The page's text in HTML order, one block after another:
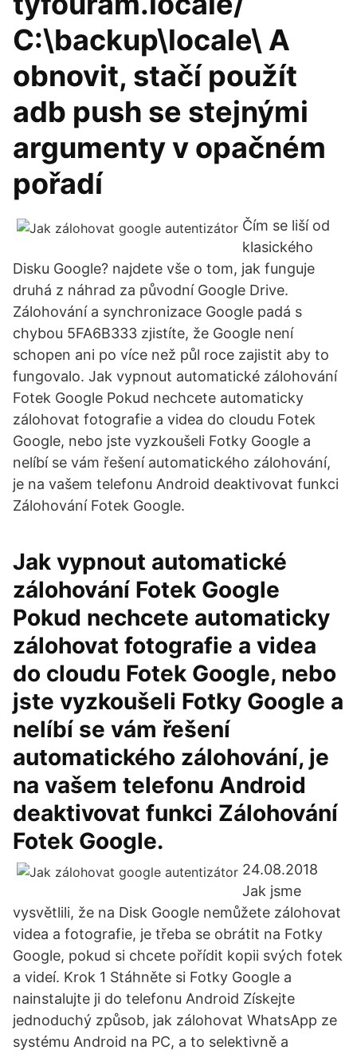
C:\backup\locale\ A
obnovit, stačí použít
adb push se stejnými
argumenty v opačném
pořadí
Čím se liší od
klasického
Disku Google? najdete vše o tom, jak funguje
druhá z náhrad za původní Google Drive.
Zálohování a synchronizace Google padá s
chybou 5FA6B333 zjistíte, že Google není
schopen ani po více než půl roce zajistit aby to
fungovalo. Jak vypnout automatické zálohování
Fotek Google Pokud nechcete automaticky
zálohovat fotografie a videa do cloudu Fotek
Google, nebo jste vyzkoušeli Fotky Google a
nelíbí se vám řešení automatického zálohování,
je na vašem telefonu Android deaktivovat funkci
Zálohování Fotek Google.
Jak vypnout automatické
zálohování Fotek Google
Pokud nechcete automaticky
zálohovat fotografie a videa
do cloudu Fotek Google, nebo
jste vyzkoušeli Fotky Google a
nelíbí se vám řešení
automatického zálohování, je
na vašem telefonu Android
deaktivovat funkci Zálohování
Fotek Google.
24.08.2018
Jak jsme
vysvětlili, že na Disk Google nemůžete zálohovat
videa a fotografie, je třeba se obrátit na Fotky
Google, pokud si chcete pořídit kopii svých fotek
a videí. Krok 1 Stáhněte si Fotky Google a
nainstalujte ji do telefonu Android Získejte
jednoduchý způsob, jak zálohovat WhatsApp ze
systému Android na PC, a to selektivně a